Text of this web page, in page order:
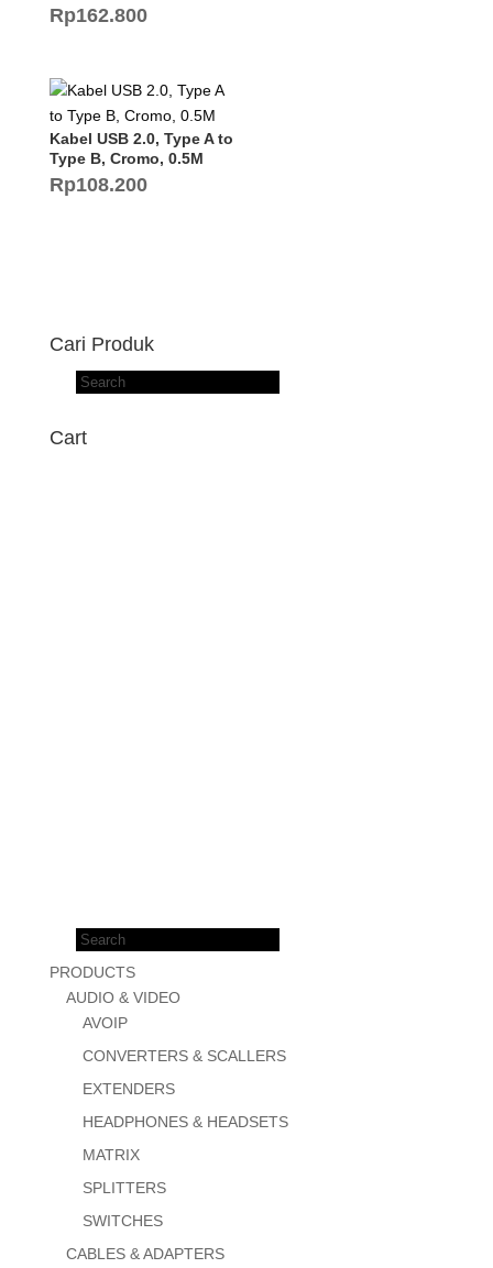
Rp162.800
Kabel USB 2.0, Type A to
Type B, Cromo, 0.5M
Rp108.200
Cari Produk
Products
Cart
Products
PRODUCTS
AUDIO & VIDEO
AVOIP
CONVERTERS & SCALLERS
EXTENDERS
HEADPHONES & HEADSETS
MATRIX
SPLITTERS
SWITCHES
CABLES & ADAPTERS